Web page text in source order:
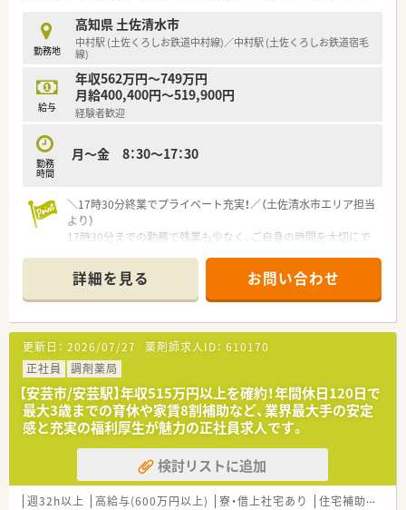
■ご入職後は店舗での実務を通じて一連の流れを習得頂きま
す。
ベテランの社員さんもおられますので安心です。
■認定薬剤師取得サポートとしてe-ラーニングの利用が可能で
す。
■1年に3回（3月、7月、11月）グループ内の薬剤師・看護師・ケアマ
ネージャー・看護師・事務職全ての職員を集めての勉強会を開か
専門家による接遇研修等も行われています。
ます。
■希望制となりますが、職員研修の一環として医療機関のご協力
のもと、4～6カ月の病院研修も行われています。
■高知県内を中心にグループ全体で32店舗展開中です。今後も
県内・県外にて店舗を増やしていく方針です。
を運営されています。
■在宅件数はグループ全体で700件以上ございます。在宅専任薬
剤師も複数名いらっしゃいます。
■1年に1回以上学会に参加されており、学会発表チームを立ち
上げ、日々の業務で感じたことや、患者さまからの要望などを議
論して発表の題目を検討されています。
■調剤業務だけでなく、災害対策や野菜の販売等を通して地域貢
献を行われています。
■業務短縮の為、全店舗にて最新機器（電子薬歴・分包機（円盤）・
一部店舗に二次元バーコードやクリーンベンチ、ピッキング鑑査
機 等）を導入されています。
勤務地
高知県 土佐清水市
中村駅 (土佐くろしお鉄道中村線)／中村駅 (土佐くろしお鉄道宿毛
線)
給与
年収562万円～749万円
月給400,400円～519,900円
経験者歓迎
勤務
時間
月～金 8：30～17：30
＼17時30分終業でプライベート充実！／（土佐清水市エリア担当
より）
17時30分までの勤務で残業も少なく、ご自身の時間を大切にで
て長く働きたい方に大変おすすめの求人です。
【募集背景と求める人物像について】
■現在活躍中のスタッフの欠員補充を目的としており新たに2名
の薬剤師を急募でお迎えしたいと考えています。
■経験や年齢および性別は一切不問であり未経験の方やブラン
クのある方でも前向きに取り組める方を歓迎します。
■入社時期については2027年4月からの勤務開始も相談可能な
ので現在就業中の方も余裕を持って準備可能です。
【求人情報について】
■年収は562万円から749万円と高水準の給与設定となっており
別途で時間外手当なども支給される求人です。
■4週8休制を採用しており年間休日は112日確保されているた
めプライベートな時間もしっかり確保できます。
詳細を見る お問い合わせ
更新日： 2026/07/27 薬剤師求人ID： 610170
正社員
調剤薬局
【安芸市/安芸駅】年収515万円以上を確約！年間休日120日で
最大3歳までの育休や家賃8割補助など、業界最大手の安定
感と充実の福利厚生が魅力の正社員求人です。
検討リストに追加
週32h以上 高給与(600万円以上) 寮・借上社宅あり 住宅補助(手当)あり